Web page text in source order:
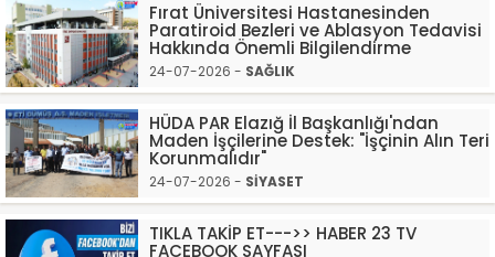
Fırat Üniversitesi Hastanesinden
Paratiroid Bezleri ve Ablasyon Tedavisi
Hakkında Önemli Bilgilendirme
24-07-2026 - SAĞLIK
HÜDA PAR Elazığ İl Başkanlığı'ndan
Maden İşçilerine Destek: "İşçinin Alın Teri
Korunmalıdır"
24-07-2026 - SİYASET
TIKLA TAKİP ET--->> HABER 23 TV
FACEBOOK SAYFASI